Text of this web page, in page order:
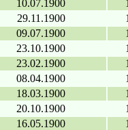
10.07.1900
29.11.1900
09.07.1900
23.10.1900
23.02.1900
08.04.1900
18.03.1900
20.10.1900
16.05.1900